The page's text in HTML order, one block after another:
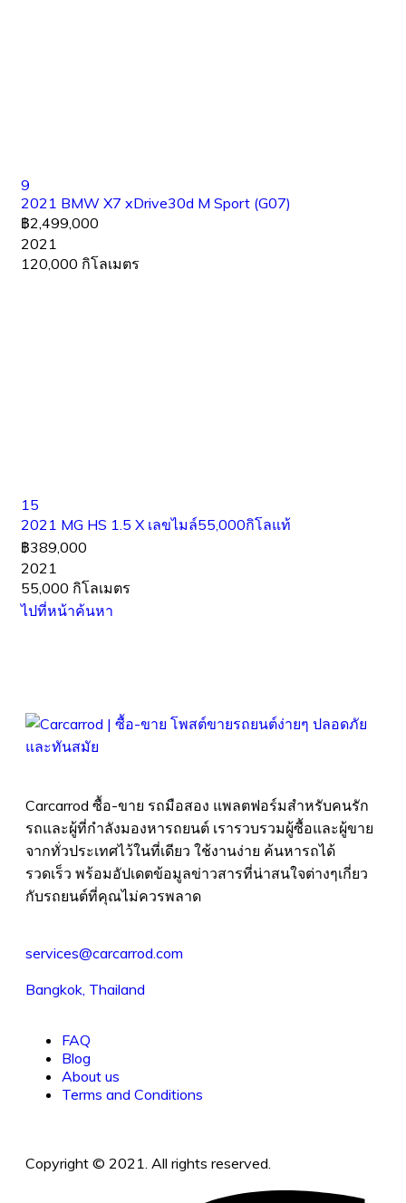
9
2021 BMW X7 xDrive30d M Sport (G07)
฿2,499,000
2021
120,000 กิโลเมตร
15
2021 MG HS 1.5 X เลขไมล์55,000กิโลแท้
฿389,000
2021
55,000 กิโลเมตร
ไปที่หน้าค้นหา
Carcarrod ซื้อ-ขาย รถมือสอง แพลตฟอร์มสำหรับคนรัก
รถและผู้ที่กำลังมองหารถยนต์ เรารวบรวมผู้ซื้อและผู้ขาย
จากทั่วประเทศไว้ในที่เดียว ใช้งานง่าย ค้นหารถได้
รวดเร็ว พร้อมอัปเดตข้อมูลข่าวสารที่น่าสนใจต่างๆเกี่ยว
กับรถยนต์ที่คุณไม่ควรพลาด
services@carcarrod.com
Bangkok, Thailand
FAQ
Blog
About us
Terms and Conditions
Copyright © 2021. All rights reserved.